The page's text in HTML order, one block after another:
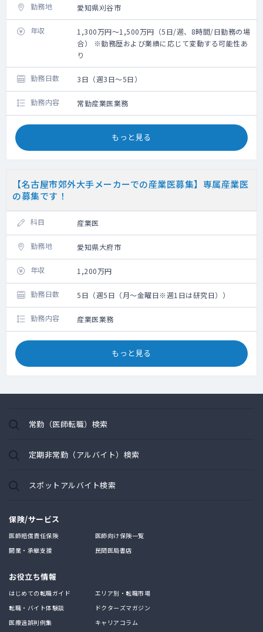
勤務地 愛知県刈谷市
年収
1,300万円～1,500万円（5日/週、8時間/日勤務の場
合） ※勤務歴および業績に応じて変動する可能性あ
り
勤務日数 3日（週3日～5日）
勤務内容 常勤産業医業務
もっと見る
【名古屋市郊外大手メーカーでの産業医募集】専属産業医
の募集です！
科目 産業医
勤務地 愛知県大府市
年収 1,200万円
勤務日数 5日（週5日（月～金曜日※週1日は研究日））
勤務内容 産業医業務
もっと見る
常勤（医師転職）検索
定期非常勤（アルバイト）検索
スポットアルバイト検索
保険/サービス
医師賠償責任保険
医師向け保険一覧
開業・承継支援
民間医局書店
お役立ち情報
はじめての転職ガイド
エリア別・転職市場
転職・バイト体験談
ドクターズマガジン
医療過誤判例集
キャリアコラム